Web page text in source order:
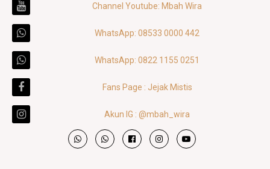
Channel Youtube: Mbah Wira
WhatsApp: 08533 0000 442
WhatsApp: 0822 1155 0251
Fans Page : Jejak Mistis
Akun IG : @mbah_wira